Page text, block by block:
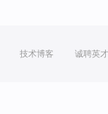
技术博客 诚聘英才